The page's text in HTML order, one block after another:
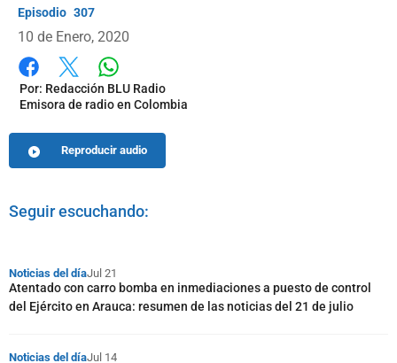
307
10 de Enero, 2020
Facebook
X Whatsapp
Por: Redacción BLU Radio
Emisora de radio en Colombia
Reproducir audio
Seguir escuchando:
Noticias del díaJul 21
Atentado con carro bomba en inmediaciones a puesto de control
del Ejército en Arauca: resumen de las noticias del 21 de julio
Noticias del díaJul 14